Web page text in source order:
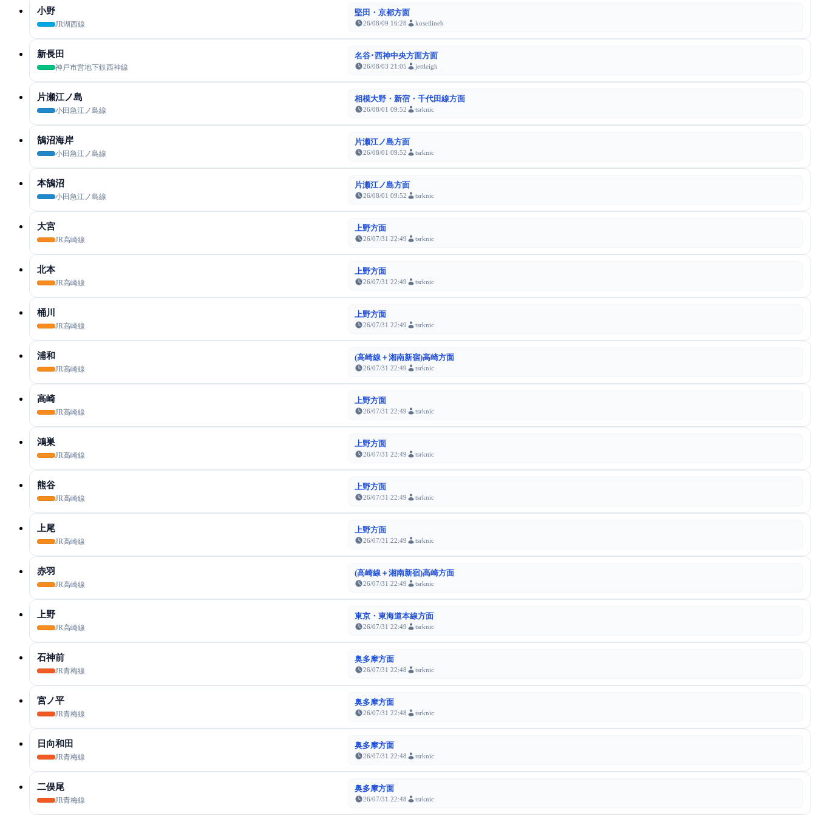
小野
JR湖西線
堅田・京都方面
26/08/09 16:28 koseilineb
新長田
神戸市営地下鉄西神線
名谷･西神中央方面方面
26/08/03 21:05 jettleigh
片瀬江ノ島
小田急江ノ島線
相模大野・新宿・千代田線方面
26/08/01 09:52 tsrknic
鵠沼海岸
小田急江ノ島線
片瀬江ノ島方面
26/08/01 09:52 tsrknic
本鵠沼
小田急江ノ島線
片瀬江ノ島方面
26/08/01 09:52 tsrknic
大宮
JR高崎線
上野方面
26/07/31 22:49 tsrknic
北本
JR高崎線
上野方面
26/07/31 22:49 tsrknic
桶川
JR高崎線
上野方面
26/07/31 22:49 tsrknic
浦和
JR高崎線
(高崎線＋湘南新宿)高崎方面
26/07/31 22:49 tsrknic
高崎
JR高崎線
上野方面
26/07/31 22:49 tsrknic
鴻巣
JR高崎線
上野方面
26/07/31 22:49 tsrknic
熊谷
JR高崎線
上野方面
26/07/31 22:49 tsrknic
上尾
JR高崎線
上野方面
26/07/31 22:49 tsrknic
赤羽
JR高崎線
(高崎線＋湘南新宿)高崎方面
26/07/31 22:49 tsrknic
上野
JR高崎線
東京・東海道本線方面
26/07/31 22:49 tsrknic
石神前
JR青梅線
奥多摩方面
26/07/31 22:48 tsrknic
宮ノ平
JR青梅線
奥多摩方面
26/07/31 22:48 tsrknic
日向和田
JR青梅線
奥多摩方面
26/07/31 22:48 tsrknic
二俣尾
JR青梅線
奥多摩方面
26/07/31 22:48 tsrknic